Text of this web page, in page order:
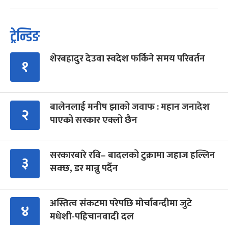
ट्रेन्डिङ
१ शेरबहादुर देउवा स्वदेश फर्किने समय परिवर्तन
२
बालेनलाई मनीष झाको जवाफ : महान जनादेश
पाएको सरकार एक्लो छैन
३
सरकारबारे रवि– बादलको टुक्रामा जहाज हल्लिन
सक्छ, डर मान्नु पर्दैन
४
अस्तित्व संकटमा परेपछि मोर्चाबन्दीमा जुटे
मधेशी-पहिचानवादी दल